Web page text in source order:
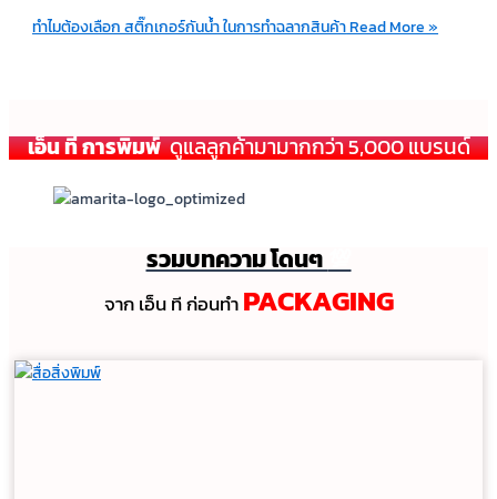
ทําไมต้องเลือก สติ๊กเกอร์กันน้ำ ในการทําฉลากสินค้าRead More »
เอ็น ที การพิมพ์ดูแลลูกค้ามามากกว่า 5,000 แบรนด์
รวมบทความ โดนๆ
จาก เอ็น ที ก่อนทํา PACKAGING